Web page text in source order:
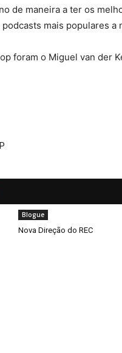
de maneira a ter os
mais populares a
foram o Miguel van der
Blogue
Nova Direção do REC